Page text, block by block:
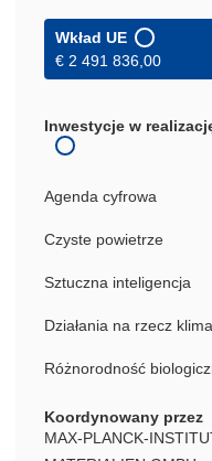
Wkład UE
€ 2 491 836,00
Inwestycje w
Agenda cyfrowa
Czyste powietrze
Sztuczna inteligencja
Działania na rzecz
Różnorodność
Koordynowany przez
MAX-PLANCK-